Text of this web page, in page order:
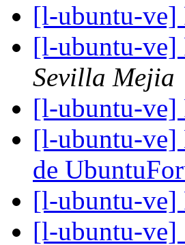
[l-ubuntu-ve]
[l-ubuntu-ve]
Sevilla Mejia
[l-ubuntu-ve]
[l-ubuntu-ve]
de
[l-ubuntu-ve]
[l-ubuntu-ve]